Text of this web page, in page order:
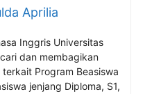
Aprilia
Inggris Universitas
dan membagikan
Program Beasiswa
jenjang Diploma, S1,